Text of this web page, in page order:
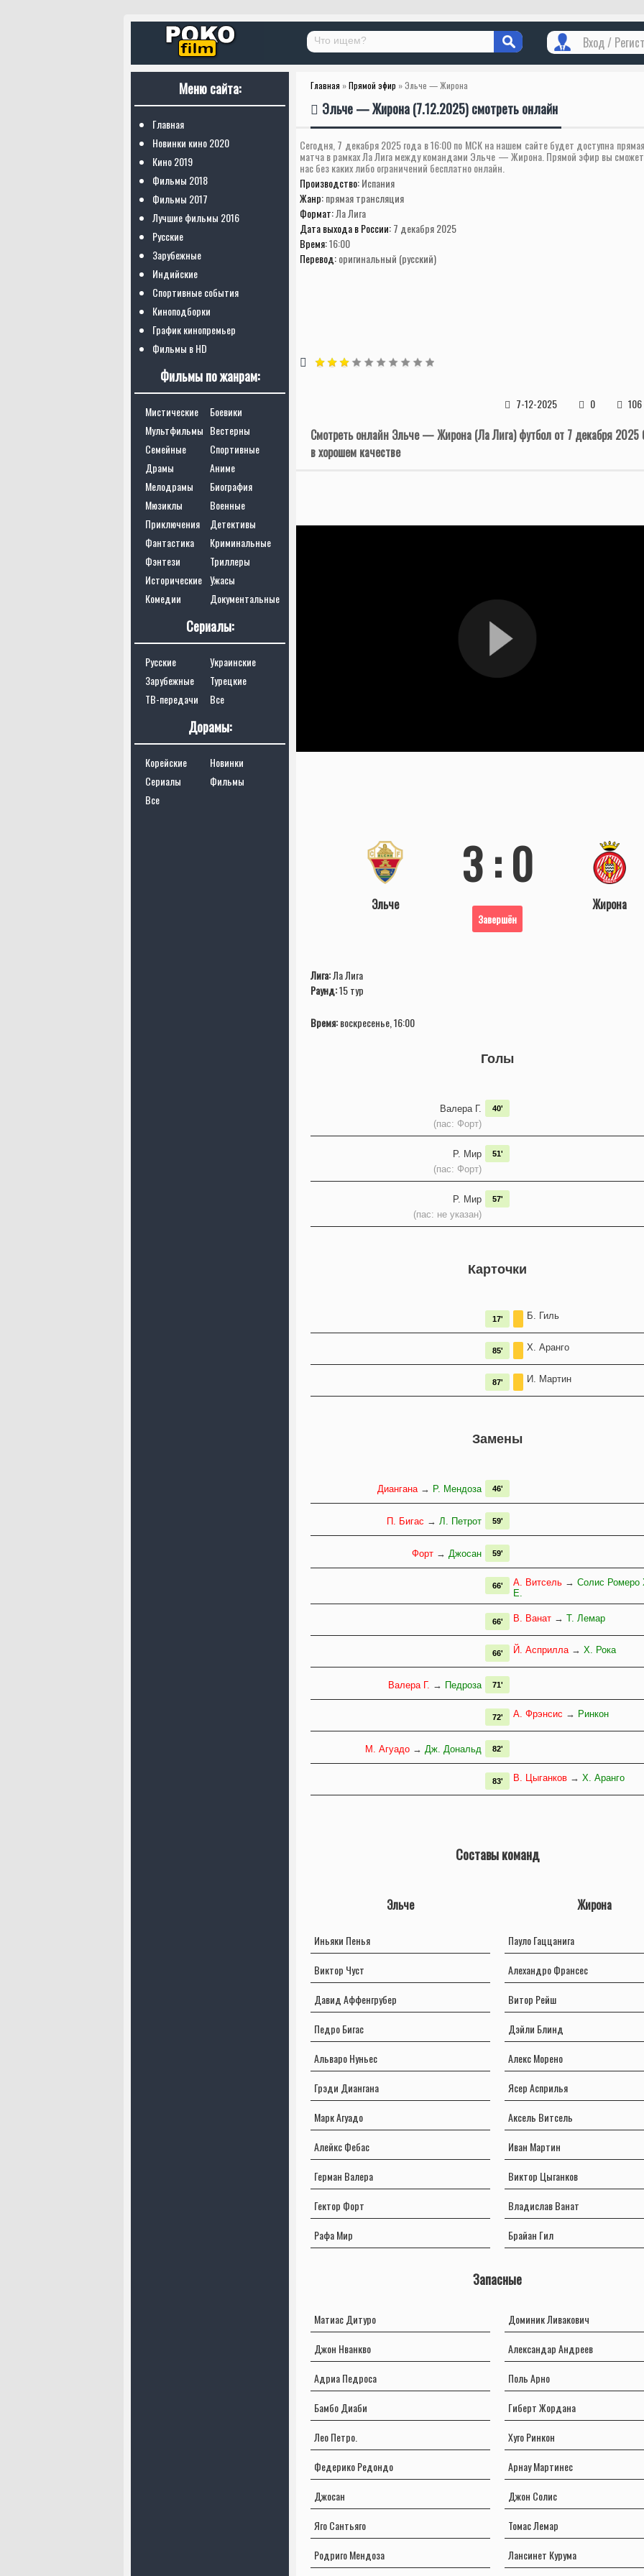
Вход /
Меню сайта:
Главная
Новинки кино 2020
Кино 2019
Фильмы 2018
Фильмы 2017
Лучшие фильмы 2016
Русские
Зарубежные
Индийские
Спортивные события
Киноподборки
График кинопремьер
Фильмы в HD
Фильмы по жанрам:
Мистические
Боевики
Мультфильмы Вестерны
Семейные
Спортивные
Драмы
Аниме
Мелодрамы
Биография
Мюзиклы
Военные
Приключения
Детективы
Фантастика
Криминальные
Фэнтези
Триллеры
Исторические Ужасы
Комедии
Документальные
Сериалы:
Русские
Украинские
Зарубежные
Турецкие
ТВ-передачи
Все
Дорамы:
Корейские
Новинки
Сериалы
Фильмы
Все
Главная »Прямой эфир » Эльче — Жирона
Эльче — Жирона (7.12.2025) смотреть онлайн
Сегодня, 7 декабря 2025 года в 16:00 по МСК на нашем сайте будет доступна
матча в рамках Ла Лига между командами Эльче — Жирона. Прямой эфир вы
нас без каких либо ограничений бесплатно онлайн.
Производство:Испания
Жанр:прямая трансляция
Формат:Ла Лига
Дата выхода в России:7 декабря 2025
Время:16:00
Перевод:оригинальный (русский)
7-12-2025 0 106
Смотреть онлайн Эльче — Жирона (Ла Лига) футбол от 7 декабря 2025
в хорошем качестве
Эльче
3 : 0
Завершён
Жирона
Лига:Ла Лига
Раунд:15 тур
Время:воскресенье, 16:00
Голы
Валера Г.
(пас: Форт)
40'
Р. Мир
(пас: Форт)
51'
Р. Мир
(пас: не указан)
57'
Карточки
Б. Гиль
17'
Х. Аранго
85'
И. Мартин
87'
Замены
Диангана→ Р. Мендоза 46'
П. Бигас → Л. Петрот 59'
Форт → Джосан 59'
А. Витсель → Солис Ромеро
Е.
66'
В. Ванат → Т. Лемар
66'
Й. Асприлла→ Х. Рока
66'
Валера Г. → Педроза 71'
А. Фрэнсис → Ринкон
72'
М. Агуадо → Дж. Дональд 82'
В. Цыганков → Х. Аранго
83'
Составы команд
Эльче
Иньяки Пенья
Виктор Чуст
Давид Аффенгрубер
Педро Бигас
Альваро Нуньес
Грэди Диангана
Марк Агуадо
Алейкс Фебас
Герман Валера
Гектор Форт
Рафа Мир
Жирона
Пауло Гаццанига
Алехандро Франсес
Витор Рейш
Дэйли Блинд
Алекс Морено
Ясер Асприлья
Аксель Витсель
Иван Мартин
Виктор Цыганков
Владислав Ванат
Брайан Гил
Запасные
Матиас Дитуро
Джон Нванкво
Адриа Педроса
Бамбо Диаби
Лео Петро.
Федерико Редондо
Джосан
Яго Сантьяго
Родриго Мендоза
Доминик Ливакович
Александар Андреев
Поль Арно
Гиберт Жордана
Хуго Ринкон
Арнау Мартинес
Джон Солис
Томас Лемар
Лансинет Курума